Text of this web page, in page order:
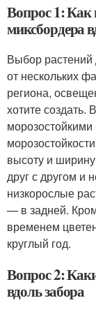
Вопрос 1: Как
миксбордера
Выбор растений
от нескольких
региона,
хотите создать.
высоту и
друг с другом и
низкорослые
— в задней.
временем
круглый год.
Вопрос 2:
вдоль забора